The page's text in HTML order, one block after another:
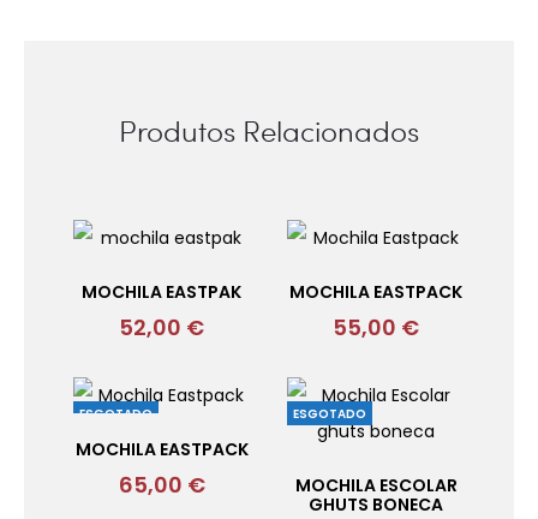
Produtos Relacionados
MOCHILA EASTPAK
52,00 €
MOCHILA EASTPACK
55,00 €
ESGOTADO
MOCHILA EASTPACK
65,00 €
ESGOTADO
MOCHILA ESCOLAR
GHUTS BONECA